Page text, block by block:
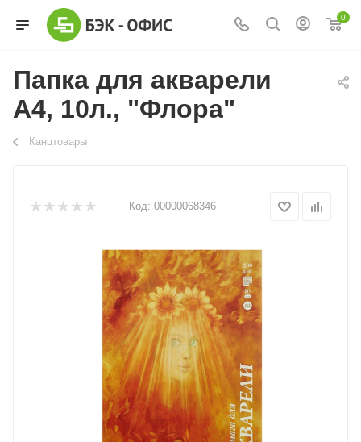
0
Папка для акварели
А4, 10л., "Флора"
Канцтовары
Код: 00000068346